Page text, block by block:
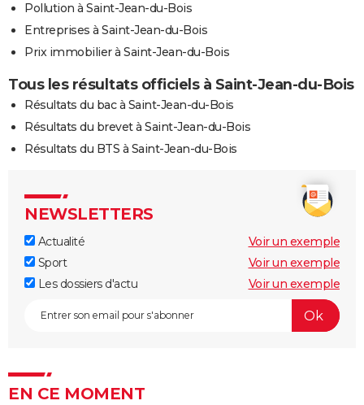
Pollution à Saint-Jean-du-Bois
Entreprises à Saint-Jean-du-Bois
Prix immobilier à Saint-Jean-du-Bois
Tous les résultats officiels à Saint-Jean-du-Bois
Résultats du bac à Saint-Jean-du-Bois
Résultats du brevet à Saint-Jean-du-Bois
Résultats du BTS à Saint-Jean-du-Bois
NEWSLETTERS
Actualité
Voir un exemple
Sport
Voir un exemple
Les dossiers d'actu
Voir un exemple
EN CE MOMENT